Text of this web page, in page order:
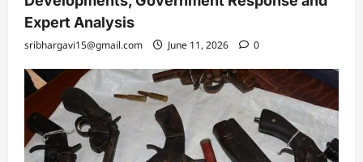
Expert Analysis
sribhargavi15@gmail.com June 11, 2026 0